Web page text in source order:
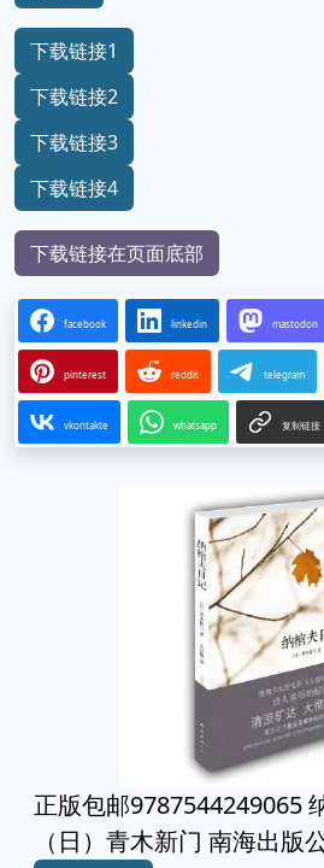
下载链接1
下载链接2
下载链接3
下载链接4
下载链接在页面底部
facebook linkedin mastodon
pinterest reddit telegram
vkontakte whatsapp 复制链接
正版包邮9787544249065
（日）青木新门 南海出版